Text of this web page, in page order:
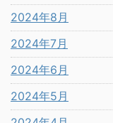
2024年8月
2024年7月
2024年6月
2024年5月